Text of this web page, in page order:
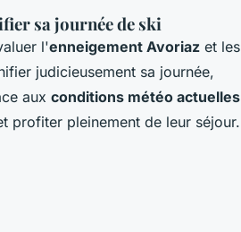
sa journée de ski
l'enneigement Avoriaz et les
judicieusement sa journée,
aux conditions météo actuelles
profiter pleinement de leur séjour.